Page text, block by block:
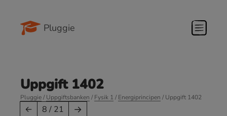
Pluggie
Uppgift 1402
Pluggie/Uppgiftsbanken /Fysik 1 /Energiprincipen / Uppgift 1402
← 8 / 21 →